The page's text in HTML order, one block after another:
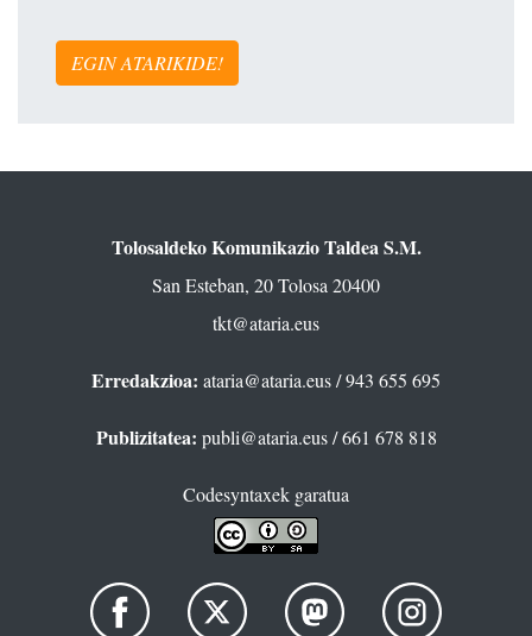
EGIN ATARIKIDE!
Tolosaldeko Komunikazio Taldea S.M.
San Esteban, 20 Tolosa 20400
tkt@ataria.eus
Erredakzioa: ataria@ataria.eus/ 943 655 695
Publizitatea: publi@ataria.eus/ 661 678 818
Codesyntaxek garatua